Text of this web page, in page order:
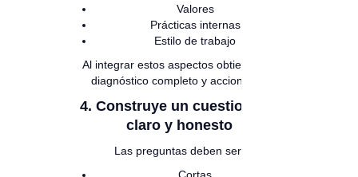
Valores
Prácticas internas
Estilo de trabajo
Al integrar estos aspectos obtienes un
diagnóstico completo y accionable.
4. Construye un cuestionario
claro y honesto
Las preguntas deben ser:
Cortas